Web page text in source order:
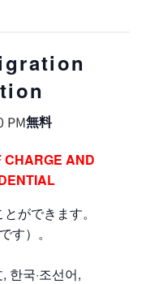
PM無料
CHARGE AND
ができます。
）。
한국·조선어,